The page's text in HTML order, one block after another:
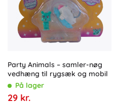
Party Animals – samler-nøg
vedhæng til rygsæk og mobil
På lager
29 kr.